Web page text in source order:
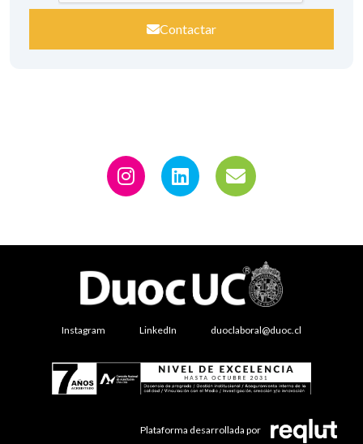
Contactar
Instagram LinkedIn duoclaboral@duoc.cl
Plataforma desarrollada por